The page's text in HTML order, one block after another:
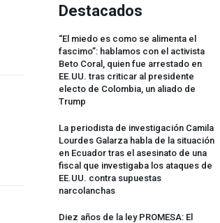
Destacados
“El miedo es como se alimenta el
fascimo”: hablamos con el activista
Beto Coral, quien fue arrestado en
EE.UU. tras criticar al presidente
electo de Colombia, un aliado de
Trump
La periodista de investigación Camila
Lourdes Galarza habla de la situación
en Ecuador tras el asesinato de una
fiscal que investigaba los ataques de
EE.UU. contra supuestas
narcolanchas
Diez años de la ley PROMESA: El